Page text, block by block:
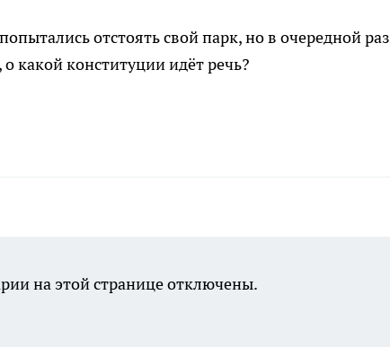
отстоять свой парк, но в очередной раз
какой конституции идёт речь?
на этой странице отключены.